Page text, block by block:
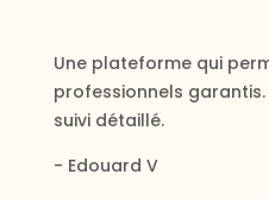
Une plateforme qui
professionnels
suivi détaillé.
- Edouard V